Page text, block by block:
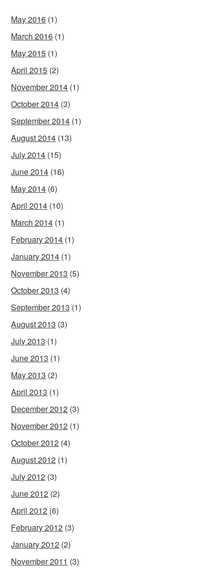
May 2016 (1)
March 2016 (1)
May 2015 (1)
April 2015 (2)
November 2014 (1)
October 2014 (3)
September 2014 (1)
August 2014 (13)
July 2014 (15)
June 2014 (16)
May 2014 (6)
April 2014 (10)
March 2014 (1)
February 2014 (1)
January 2014 (1)
November 2013 (5)
October 2013 (4)
September 2013 (1)
August 2013 (3)
July 2013 (1)
June 2013 (1)
May 2013 (2)
April 2013 (1)
December 2012 (3)
November 2012 (1)
October 2012 (4)
August 2012 (1)
July 2012 (3)
June 2012 (2)
April 2012 (6)
February 2012 (3)
January 2012 (2)
November 2011 (3)